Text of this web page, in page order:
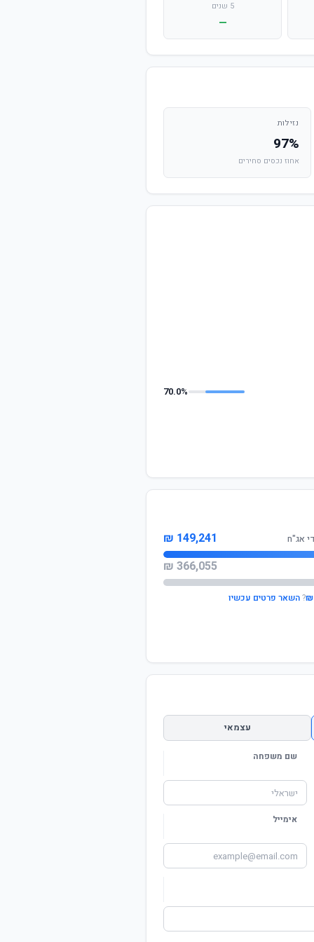
5 שנים
—
נזילות
97%
אחוז נכסים סחירים
70.0%
אג"ח 149,241 ₪
366,055 ₪
?השאר פרטים עכשיו
עצמאי
שם משפחה
אימייל